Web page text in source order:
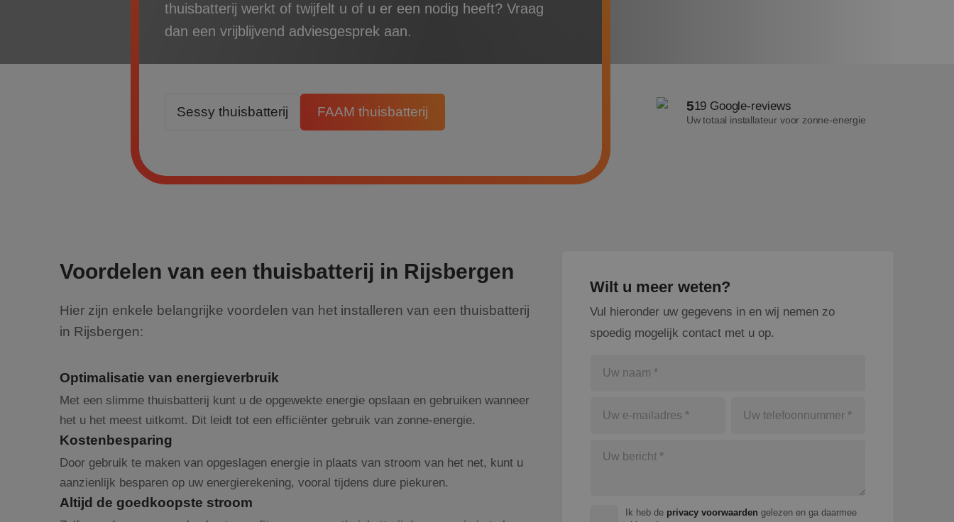
thuisbatterij werkt of twijfelt u of u er een nodig heeft?Vraag
dan een vrijblijvend adviesgesprek aan.
Sessy thuisbatterij FAAM thuisbatterij 519 Google-reviews
Uw totaal installateur voor zonne-energie
Voordelen van een thuisbatterij in Rijsbergen
Hier zijn enkele belangrijke voordelen van het installeren van een thuisbatterij
in Rijsbergen:
Optimalisatie van energieverbruik
Met een slimme thuisbatterij kunt u de opgewekte energie opslaan en gebruiken wanneer
het u het meest uitkomt. Dit leidt tot een efficiënter gebruik van zonne-energie.
Kostenbesparing
Door gebruik te maken van opgeslagen energie in plaats van stroom van het net, kunt u
aanzienlijk besparen op uw energierekening, vooral tijdens dure piekuren.
Altijd de goedkoopste stroom
Wilt u meer weten?
Vul hieronder uw gegevens in en wij nemen zo
spoedig mogelijk contact met u op.
Ik heb de privacy voorwaarden gelezen en ga daarmee